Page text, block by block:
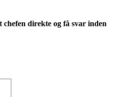
direkte og få svar inden